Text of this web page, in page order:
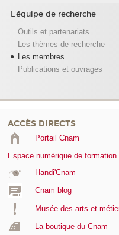
L'équipe de recherche
Outils et partenariats
Les thèmes de recherche
Les membres
Publications et ouvrages
ACCÈS DIRECTS
Portail Cnam
Espace numérique de formation
Handi'Cnam
Cnam blog
Musée des arts et
La boutique du Cnam